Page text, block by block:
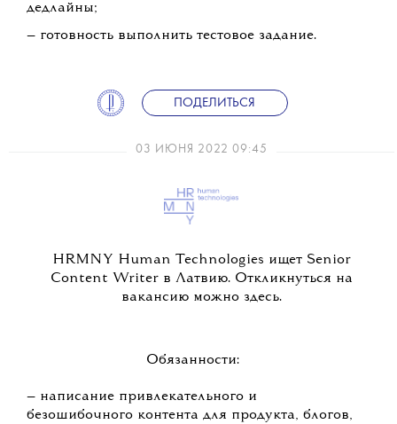
дедлайны;
— готовность выполнить тестовое задание.
ПОДЕЛИТЬСЯ
03 ИЮНЯ 2022 09:45
HRMNY Human Technologies ищет Senior
Content Writer в Латвию. Откликнуться на
вакансию можно здесь.
Обязанности:
— написание привлекательного и
безошибочного контента для продукта, блогов,